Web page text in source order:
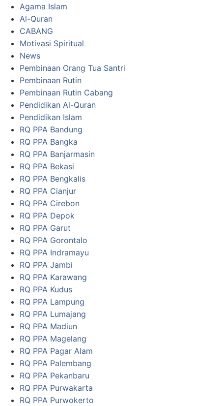
Agama Islam
Al-Quran
CABANG
Motivasi Spiritual
News
Pembinaan Orang Tua Santri
Pembinaan Rutin
Pembinaan Rutin Cabang
Pendidikan Al-Quran
Pendidikan Islam
RQ PPA Bandung
RQ PPA Bangka
RQ PPA Banjarmasin
RQ PPA Bekasi
RQ PPA Bengkalis
RQ PPA Cianjur
RQ PPA Cirebon
RQ PPA Depok
RQ PPA Garut
RQ PPA Gorontalo
RQ PPA Indramayu
RQ PPA Jambi
RQ PPA Karawang
RQ PPA Kudus
RQ PPA Lampung
RQ PPA Lumajang
RQ PPA Madiun
RQ PPA Magelang
RQ PPA Pagar Alam
RQ PPA Palembang
RQ PPA Pekanbaru
RQ PPA Purwakarta
RQ PPA Purwokerto